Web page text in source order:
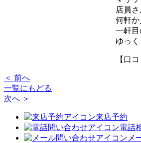
店員
何軒
一軒目
ゆっ
【口
＜ 前へ
一覧にもどる
次へ ＞
来店予約
電話
メ